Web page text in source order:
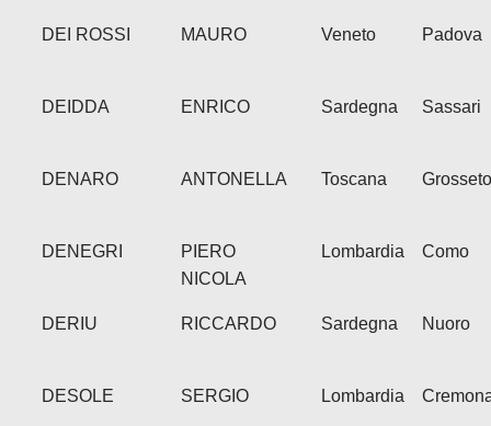
DEI ROSSI MAURO Veneto Padova
DEIDDA ENRICO Sardegna Sassari
DENARO ANTONELLA Toscana Grosseto
DENEGRI
PIERO
NICOLA
Lombardia Como
DERIU RICCARDO Sardegna Nuoro
DESOLE SERGIO Lombardia